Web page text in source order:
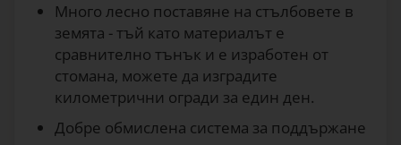
Много лесно поставяне на стълбовете в
земята - тъй като материалът е
сравнително тънък и е изработен от
стомана, можете да изградите
километрични огради за един ден.
Добре обмислена система за поддържане